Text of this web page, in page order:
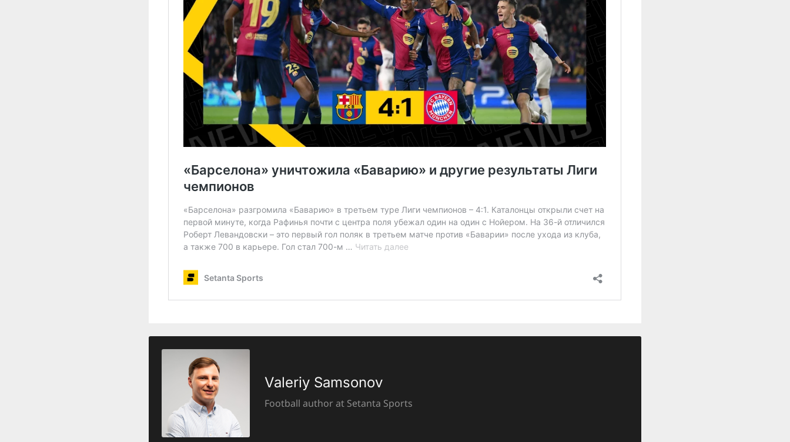
Valeriy Samsonov
Football author at Setanta Sports